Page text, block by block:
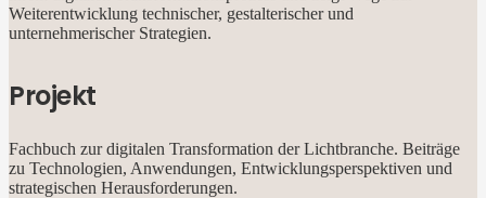
Weiterentwicklung technischer, gestalterischer und
unternehmerischer Strategien.
Projekt
Fachbuch zur digitalen Transformation der Lichtbranche. Beiträge
zu Technologien, Anwendungen, Entwicklungsperspektiven und
strategischen Herausforderungen.